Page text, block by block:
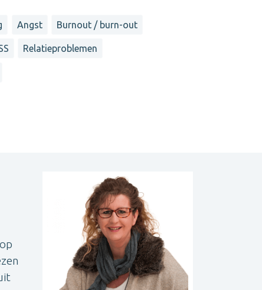
Angst Burnout / burn-out
Relatieproblemen